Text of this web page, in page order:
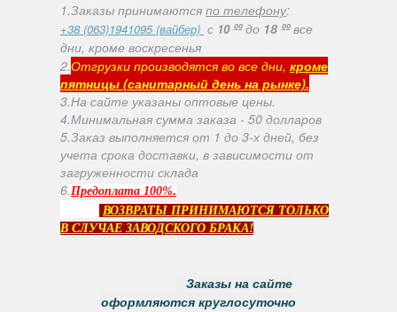
1.Заказы принимаются по телефону:
+38 (063)1941095 (вайбер) с 10 ººдо 18 ººвсе
дни, кроме воскресенья
2.Отгрузки производятся во все дни, кроме
пятницы (санитарный день на рынке).
3.На сайте указаны оптовые цены.
4.Минимальная сумма заказа - 50 долларов
5.Заказ выполняется от 1 до 3-х дней, без
учета срока доставки, в зависимости от
загруженности склада
6.Предоплата 100%.
ВОЗВРАТЫ ПРИНИМАЮТСЯ ТОЛЬКО
В СЛУЧАЕ ЗАВОДСКОГО БРАКА!
Заказы на сайте
оформляются круглосуточно